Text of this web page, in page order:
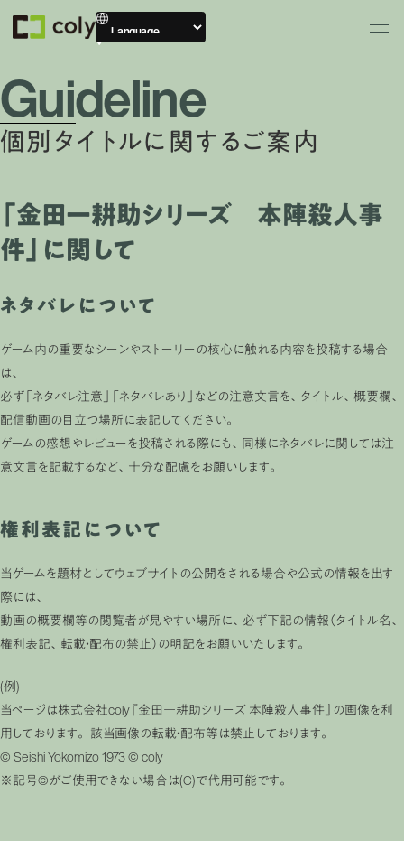
Guideline
個別タイトルに関するご案内
「金田一耕助シリーズ 本陣殺人事
件」に関して
ネタバレについて
ゲーム内の重要なシーンやストーリーの核心に触れる内容を投稿する場合
は、
必ず「ネタバレ注意」「ネタバレあり」などの注意文言を、タイトル、概要欄、
配信動画の目立つ場所に表記してください。
ゲームの感想やレビューを投稿される際にも、同様にネタバレに関しては注
意文言を記載するなど、十分な配慮をお願いします。
権利表記について
当ゲームを題材としてウェブサイトの公開をされる場合や公式の情報を出す
際には、
動画の概要欄等の閲覧者が見やすい場所に、必ず下記の情報（タイトル名、
権利表記、転載・配布の禁止）の明記をお願いいたします。
(例)
当ページは株式会社coly『金田一耕助シリーズ 本陣殺人事件』の画像を利
用しております。 該当画像の転載・配布等は禁止しております。
© Seishi Yokomizo 1973 © coly
※記号©がご使用できない場合は(C)で代用可能です。